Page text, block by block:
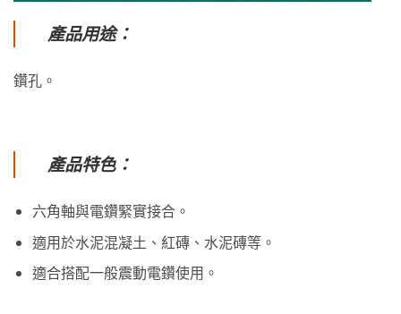
產品用途：
鑽孔。
產品特色：
六角軸與電鑽緊實接合。
適用於水泥混凝土、紅磚、水泥磚等。
適合搭配一般震動電鑽使用。